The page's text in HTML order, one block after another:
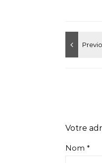
Votre
Nom *